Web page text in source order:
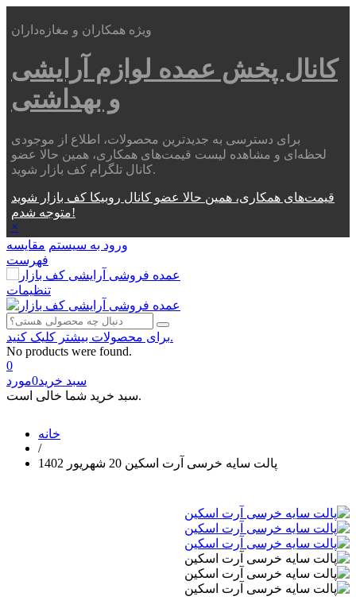
ویژه همکاران و مغازه‌داران
کانال پخش عمده لوازم آرایشی
و بهداشتی
برای دسترسی به جدیدترین محصولات، اطلاع از موجودی
لحظه‌ای و مشاهده لیست قیمت‌های همکاری، همین حالا عضو
کانال تلگرام کف بازار شوید.
قیمت‌های همکاری، همین حالا عضو کانال روبیکا کف بازار شوید
متوجه شدم!
×
ورود به سیستم مقایسه
فهرست
تنظیمات
برای محصولات بیشتر کلیک کنید.
No products were found.
0
سبد خرید0مورد
سبد خرید شما خالی است.
خانه
/
پالت سایه خرسی آرت اسکین 20 شهریور 1402